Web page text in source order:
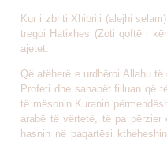
Kur i zbriti Xhibrili (alejhi
tregoi Hatixhes (Zoti qoftë i
ajetet.
Që atëherë e urdhëroi Allahu
Profeti dhe sahabët filluan që
të mësonin Kuranin
arabë të vërtetë, të pa përzier
hasnin në paqartësi